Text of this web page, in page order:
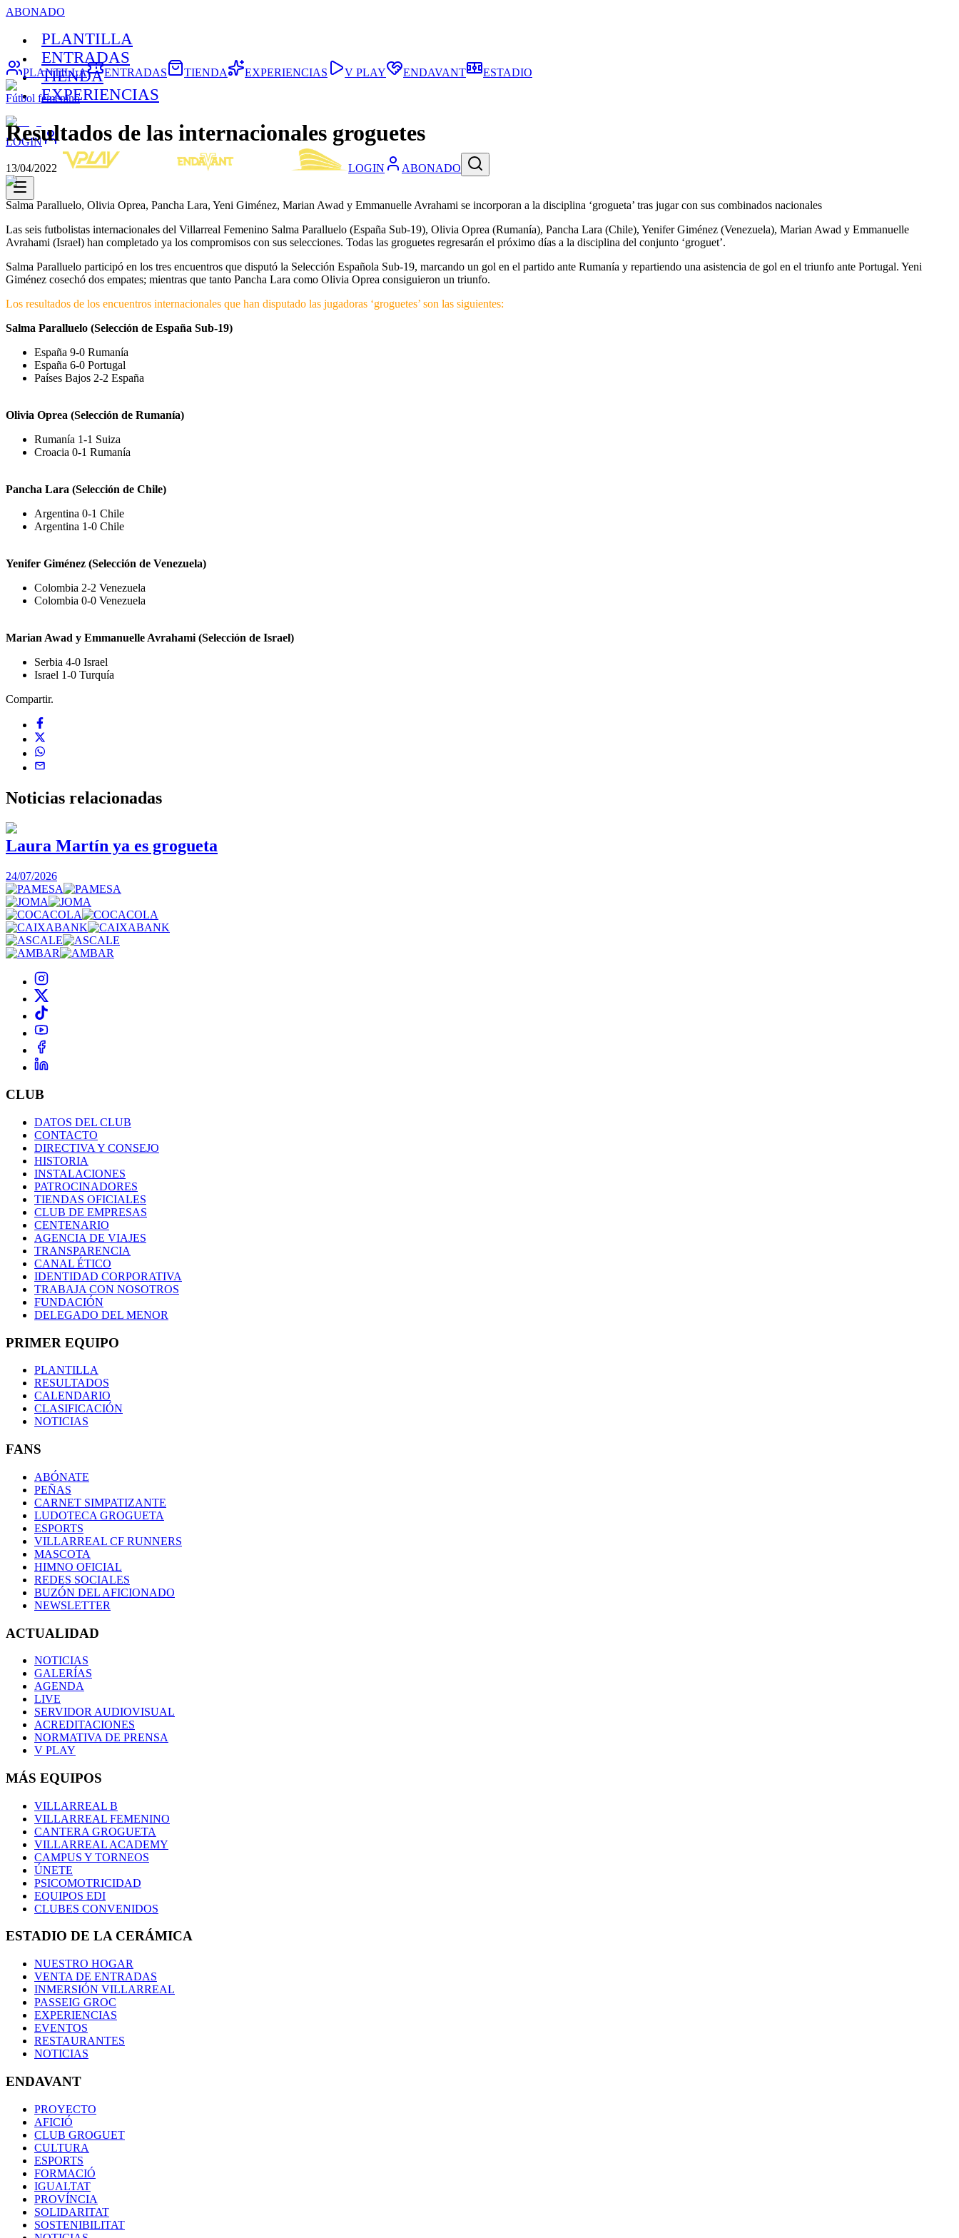
ABONADO
PLANTILLA
ENTRADAS
TIENDA
EXPERIENCIAS
LOGIN
LOGIN ABONADO
PLANTILLA ENTRADAS TIENDA EXPERIENCIAS V PLAY ENDAVANT ESTADIO
Fútbol femenino
Resultados de las internacionales groguetes
13/04/2022
Salma Paralluelo, Olivia Oprea, Pancha Lara, Yeni Giménez, Marian Awad y Emmanuelle Avrahami se incorporan a la disciplina ‘grogueta’ tras jugar con sus combinados nacionales
Las seis futbolistas internacionales del Villarreal Femenino Salma Paralluelo (España Sub-19), Olivia Oprea (Rumanía), Pancha Lara (Chile), Yenifer Giménez (Venezuela), Marian Awad y Emmanuelle
Avrahami (Israel) han completado ya los compromisos con sus selecciones. Todas las groguetes regresarán el próximo días a la disciplina del conjunto ‘groguet’.
Salma Paralluelo participó en los tres encuentros que disputó la Selección Española Sub-19, marcando un gol en el partido ante Rumanía y repartiendo una asistencia de gol en el triunfo ante Portugal. Yeni
Giménez cosechó dos empates; mientras que tanto Pancha Lara como Olivia Oprea consiguieron un triunfo.
Los resultados de los encuentros internacionales que han disputado las jugadoras ‘groguetes’ son las siguientes:
Salma Paralluelo (Selección de España Sub-19)
España 9-0 Rumanía
España 6-0 Portugal
Países Bajos 2-2 España
Olivia Oprea (Selección de Rumanía)
Rumanía 1-1 Suiza
Croacia 0-1 Rumanía
Pancha Lara (Selección de Chile)
Argentina 0-1 Chile
Argentina 1-0 Chile
Yenifer Giménez (Selección de Venezuela)
Colombia 2-2 Venezuela
Colombia 0-0 Venezuela
Marian Awad y Emmanuelle Avrahami (Selección de Israel)
Serbia 4-0 Israel
Israel 1-0 Turquía
Compartir.
Noticias relacionadas
Laura Martín ya es grogueta
24/07/2026
CLUB
DATOS DEL CLUB
CONTACTO
DIRECTIVA Y CONSEJO
HISTORIA
INSTALACIONES
PATROCINADORES
TIENDAS OFICIALES
CLUB DE EMPRESAS
CENTENARIO
AGENCIA DE VIAJES
TRANSPARENCIA
CANAL ÉTICO
IDENTIDAD CORPORATIVA
TRABAJA CON NOSOTROS
FUNDACIÓN
DELEGADO DEL MENOR
PRIMER EQUIPO
PLANTILLA
RESULTADOS
CALENDARIO
CLASIFICACIÓN
NOTICIAS
FANS
ABÓNATE
PEÑAS
CARNET SIMPATIZANTE
LUDOTECA GROGUETA
ESPORTS
VILLARREAL CF RUNNERS
MASCOTA
HIMNO OFICIAL
REDES SOCIALES
BUZÓN DEL AFICIONADO
NEWSLETTER
ACTUALIDAD
NOTICIAS
GALERÍAS
AGENDA
LIVE
SERVIDOR AUDIOVISUAL
ACREDITACIONES
NORMATIVA DE PRENSA
V PLAY
MÁS EQUIPOS
VILLARREAL B
VILLARREAL FEMENINO
CANTERA GROGUETA
VILLARREAL ACADEMY
CAMPUS Y TORNEOS
ÚNETE
PSICOMOTRICIDAD
EQUIPOS EDI
CLUBES CONVENIDOS
ESTADIO DE LA CERÁMICA
NUESTRO HOGAR
VENTA DE ENTRADAS
INMERSIÓN VILLARREAL
PASSEIG GROC
EXPERIENCIAS
EVENTOS
RESTAURANTES
NOTICIAS
ENDAVANT
PROYECTO
AFICIÓ
CLUB GROGUET
CULTURA
ESPORTS
FORMACIÓ
IGUALTAT
PROVÍNCIA
SOLIDARITAT
SOSTENIBILITAT